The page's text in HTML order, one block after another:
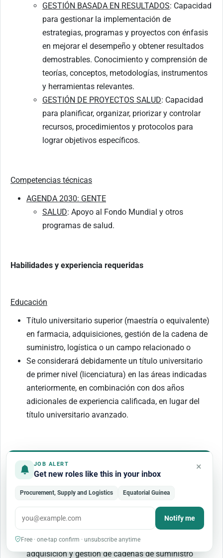
GESTIÓN BASADA EN RESULTADOS: Capacidad
para gestionar la implementación de
estrategias, programas y proyectos con énfasis
en mejorar el desempeño y obtener resultados
demostrables. Conocimiento y comprensión de
teorías, conceptos, metodologías, instrumentos
y herramientas relevantes.
GESTIÓN DE PROYECTOS SALUD: Capacidad
para planificar, organizar, priorizar y controlar
recursos, procedimientos y protocolos para
lograr objetivos específicos.
Competencias técnicas
AGENDA 2030: GENTE
SALUD: Apoyo al Fondo Mundial y otros
programas de salud.
Habilidades y experiencia requeridas
Educación
Título universitario superior (maestría o equivalente)
en farmacia, adquisiciones, gestión de la cadena de
suministro, logística o un campo relacionado o
Se considerará debidamente un título universitario
de primer nivel (licenciatura) en las áreas indicadas
anteriormente, en combinación con dos años
adicionales de experiencia calificada, en lugar del
título universitario avanzado.
Años de experiencia laboral relevante
Los solicitantes con un título de maestría (o
Los solicitantes con un título de licenciatura (o
equivalente) deberán tener un mínimo de dos (2)
años de experiencia profesional relevante en la
adquisición y gestión de cadenas de suministro
JOB ALERT
Get new roles like this in your inbox
×
Procurement, Supply and Logistics Equatorial Guinea
Notify me
Free · one-tap confirm · unsubscribe anytime